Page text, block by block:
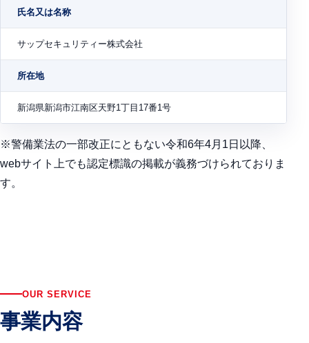
氏名又は名称
サップセキュリティー株式会社
所在地
新潟県新潟市江南区天野1丁目17番1号
※警備業法の一部改正にともない令和6年4月1日以降、
webサイト上でも認定標識の掲載が義務づけられておりま
す。
OUR SERVICE
事業内容